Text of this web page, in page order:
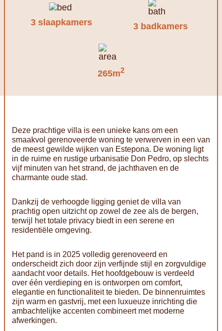
3 slaapkamers 3 badkamers
265m2
Deze prachtige villa is een unieke kans om een
smaakvol gerenoveerde woning te verwerven in een van
de meest gewilde wijken van Estepona. De woning ligt
in de ruime en rustige urbanisatie Don Pedro, op slechts
vijf minuten van het strand, de jachthaven en de
charmante oude stad.
Dankzij de verhoogde ligging geniet de villa van
prachtig open uitzicht op zowel de zee als de bergen,
terwijl het totale privacy biedt in een serene en
residentiële omgeving.
Het pand is in 2025 volledig gerenoveerd en
onderscheidt zich door zijn verfijnde stijl en zorgvuldige
aandacht voor details. Het hoofdgebouw is verdeeld
over één verdieping en is ontworpen om comfort,
elegantie en functionaliteit te bieden. De binnenruimtes
zijn warm en gastvrij, met een luxueuze inrichting die
ambachtelijke accenten combineert met moderne
afwerkingen.